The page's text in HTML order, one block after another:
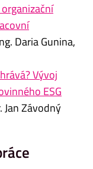
Daria Gunina,
Vývoj
ESG
Jan Závodný